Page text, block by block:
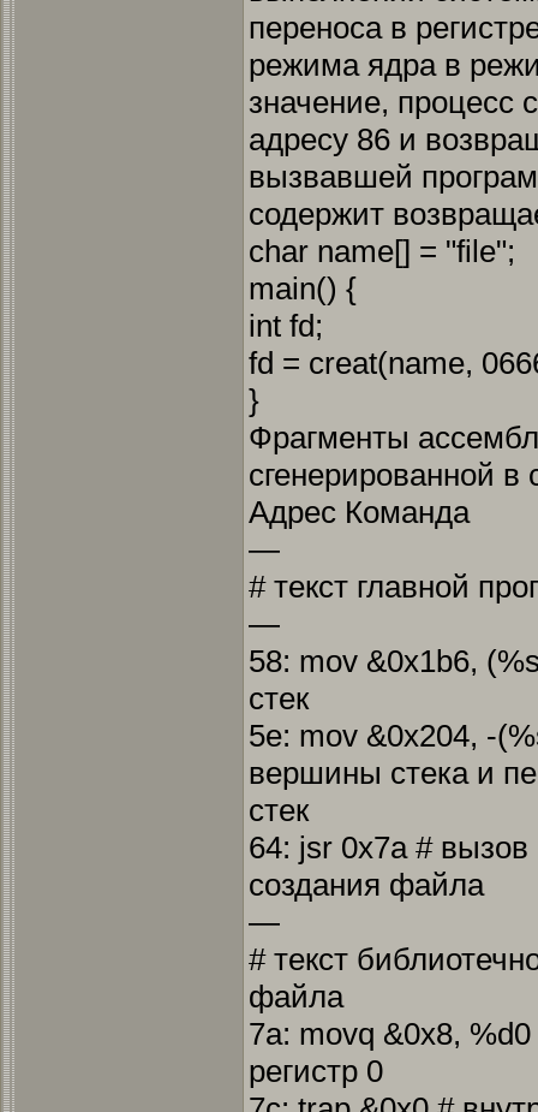
переноса в
режима ядра в
значение, процесс
адресу 86 и
вызвавшей
содержит
char name[] = "file";
main() {
int fd;
fd = creat(name,
}
Фрагменты
сгенерированной
Адрес Команда
—
# текст главной
—
58: mov &0x1b6,
стек
5e: mov &0x204, -
вершины стека и
стек
64: jsr 0x7a #
создания файла
—
# текст
файла
7a: movq &0x8,
регистр 0